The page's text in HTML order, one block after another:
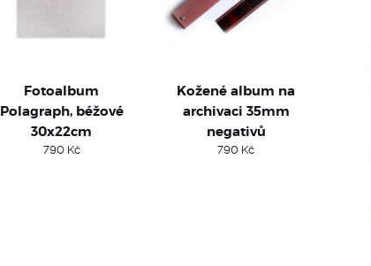
Fotoalbum
Polagraph, béžové
30x22cm
790 Kč
Kožené album na
archivaci 35mm
negativů
790 Kč